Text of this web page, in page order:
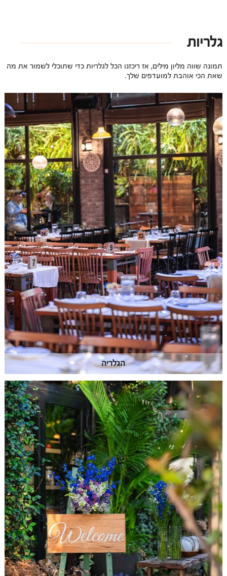
גלריות
תמונה שווה מליון מילים, אז ריכזנו הכל לגלריות כדי שתוכלי לשמור את מה
שאת הכי אוהבת למועדפים שלך.
הגלריה